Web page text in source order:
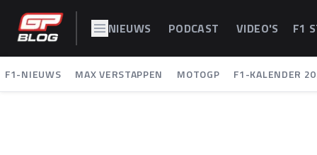
NIEUWS PODCAST VIDEO'S F1
F1-NIEUWS MAX VERSTAPPEN MOTOGP F1-KALENDER